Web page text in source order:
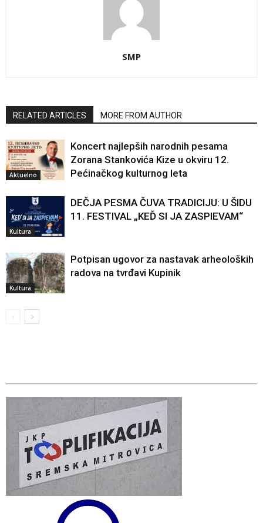
SMP
RELATED ARTICLES MORE FROM AUTHOR
Aktuelno
Koncert najlepših narodnih pesama
Zorana Stankovića Kize u okviru 12.
Pećinačkog kulturnog leta
Kultura
DEČJA PESMA ČUVA TRADICIJU: U ŠIDU
11. FESTIVAL „KEĎ SI JA ZASPIEVAM“
Kultura
Potpisan ugovor za nastavak arheoloških
radova na tvrđavi Kupinik